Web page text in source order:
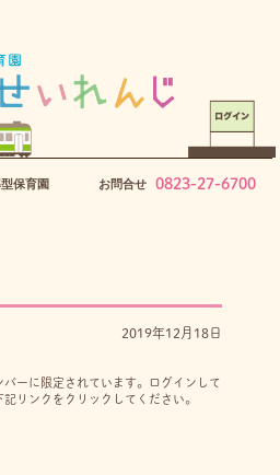
保育園 お問合せ 0823-27-6700
2019年12月18日
ーに限定されています。ログインして
リンクをクリックしてください。